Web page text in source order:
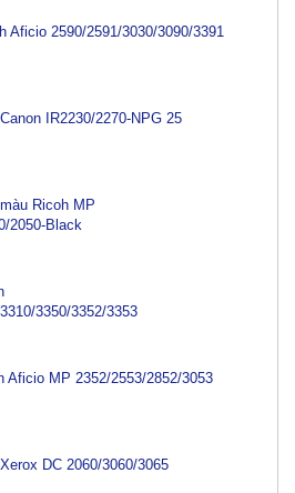
Aficio 2590/2591/3030/3090/3391
IR2230/2270-NPG 25
Ricoh MP
2050-Black
3350/3352/3353
Aficio MP 2352/2553/2852/3053
DC 2060/3060/3065